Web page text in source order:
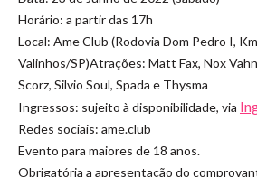
Horário: a partir das 17h
Local: Ame Club (Rodovia Dom Pedro I,
Valinhos/SP)Atrações: Matt Fax, Nox
Scorz, Silvio Soul, Spada e Thysma
Ingressos: sujeito à disponibilidade, via
Redes sociais: ame.club
Evento para maiores de 18 anos.
Obrigatória a apresentação do